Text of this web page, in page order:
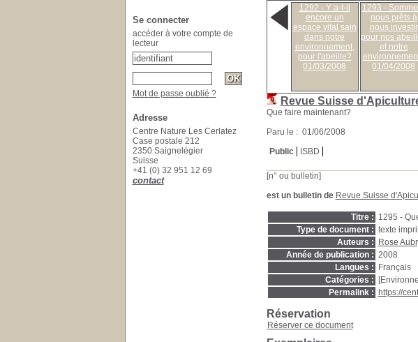
1292 - Y a-t-il
encore un
espace vital sain
dans notre
environnement,
pour l'abeille?
01/03/2008
1293 -
nous prêts à
nous investir
pour nos
et notre
01/04/2008
Revue Suisse
Que faire maintenant?
Paru le : 01/06/2008
Public
ISBD
[n° ou bulletin]
est un bulletin de Revue Suisse
Titre : 1295 -
Type de document : texte
Auteurs :
Rose
Année de publication : 2008
Langues :
Français
Catégories :
Permalink :
https://
Réservation
Réserver ce document
Se connecter
accéder à votre compte de
lecteur
Mot de passe oublié ?
Adresse
Centre Nature Les Cerlatez
Case postale 212
2350 Saignelégier
Suisse
+41 (0) 32 951 12 69
contact